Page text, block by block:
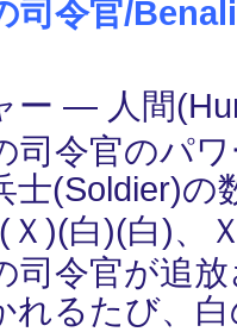
司令官/
ー ― 人間
司令官のパ
士(Soldier)の
)(白)(白)、
司令官が追
れるたび、